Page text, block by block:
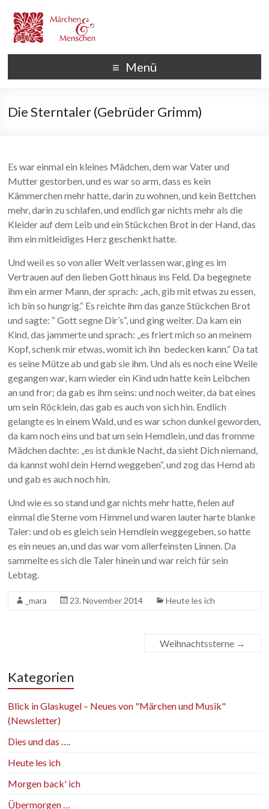
Menü
Die Sterntaler (Gebrüder Grimm)
Es war einmal ein kleines Mädchen, dem war Vater und
Mutter gestorben, und es war so arm, dass es kein
Kämmerchen mehr hatte, darin zu wohnen, und kein Bettchen
mehr, darin zu schlafen, und endlich gar nichts mehr als die
Kleider auf dem Leib und ein Stückchen Brot in der Hand, das
ihm ein mitleidiges Herz geschenkt hatte.
Und weil es so von aller Welt verlassen war, ging es im
Vertrauen auf den lieben Gott hinaus ins Feld. Da begegnete
ihm ein armer Mann, der sprach: „ach, gib mit etwas zu essen,
ich bin so hungrig.“ Es reichte ihm das ganze Stückchen Brot
und sagte: “ Gott segne Dir’s“, und ging weiter. Da kam ein
Kind, das jammerte und sprach: „es friert mich so an meinem
Kopf, schenk mir etwas, womit ich ihn bedecken kann.“ Da tat
es seine Mütze ab und gab sie ihm. Und als es noch eine Weile
gegangen war, kam wieder ein Kind udn hatte kein Leibchen
an und fror; da gab es ihm seins: und noch weiter, da bat eines
um sein Röcklein, das gab es auch von sich hin. Endlich
gelangte es in einem Wald, und es war schon dunkel geworden,
da kam noch eins und bat um sein Hemdlein, und das fromme
Mädchen dachte: „es ist dunkle Nacht, da sieht Dich niemand,
da kannst wohl dein Hemd weggeben“, und zog das Hemd ab
und gab es auch noch hin.
Und wie es so stand und gar nichts mehr hatte, fielen auf
einmal die Sterne vom Himmel und waren lauter harte blanke
Taler: und ob es gleich sein Hemdlein weggegeben, so hatte
es ein neues an, und das war vom allerfeinsten Linnen. Da
sammelte es sich die Taler hinein und war reich für sein
Lebtag.
_mara 23. November 2014 Heute les ich
Weihnachtssterne →
Kategorien
Blick in Glaskugel – Neues von "Märchen und Musik"
(Newsletter)
Dies und das ….
Heute les ich
Morgen back' ich
Übermorgen …